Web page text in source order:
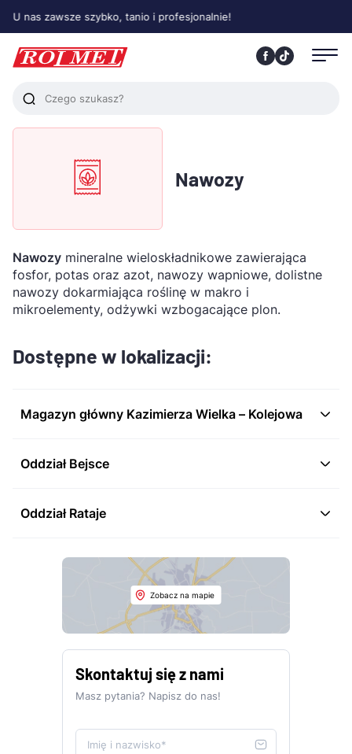
nas zawsze szybko, tanio i profesjonalnie!
Nawozy
Nawozy mineralne wieloskładnikowe zawierająca
fosfor, potas oraz azot, nawozy wapniowe, dolistne
nawozy dokarmiająca roślinę w makro i
mikroelementy, odżywki wzbogacające plon.
Dostępne w lokalizacji:
Magazyn główny Kazimierza Wielka – Kolejowa
Oddział Bejsce
Oddział Rataje
Zobacz na mapie
Skontaktuj się z nami
Masz pytania? Napisz do nas!
Imię i nazwisko*